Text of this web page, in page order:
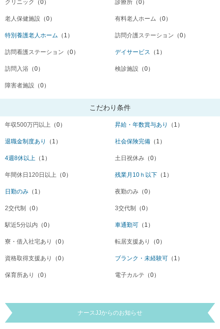
クリニック （0） 診療所 （0）
老人保健施設 （0） 有料老人ホーム （0）
特別養護老人ホーム （1） 訪問介護ステーション （0）
訪問看護ステーション （0） デイサービス （1）
訪問入浴 （0） 検診施設 （0）
障害者施設 （0）
こだわり条件
年収500万円以上 （0） 昇給・年数賞与あり （1）
退職金制度あり （1） 社会保険完備 （1）
4週8休以上 （1） 土日祝休み （0）
年間休日120日以上 （0） 残業月10ｈ以下 （1）
日勤のみ （1） 夜勤のみ （0）
2交代制 （0） 3交代制 （0）
駅近5分以内 （0） 車通勤可 （1）
寮・借入社宅あり （0） 転居支援あり （0）
資格取得支援あり （0） ブランク・未経験可 （1）
保育所あり （0） 電子カルテ （0）
ナースJJからのお知らせ